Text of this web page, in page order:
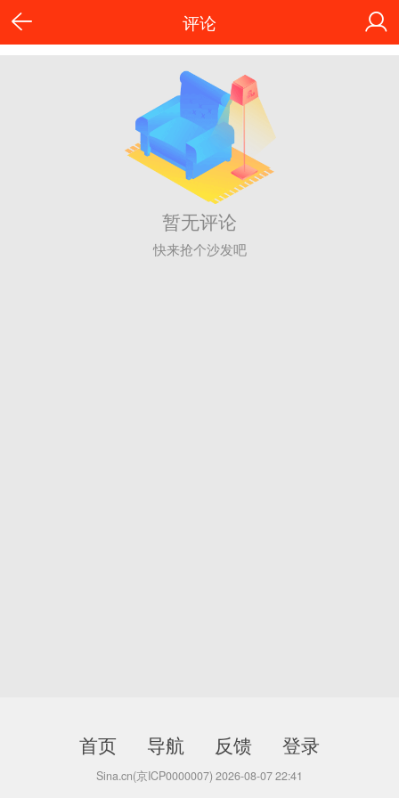
评论
暂无评论
快来抢个沙发吧
首页 导航 反馈 登录
Sina.cn(京ICP0000007) 2026-08-07 22:41